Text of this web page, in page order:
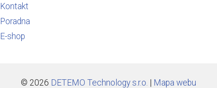
Kontakt
Poradna
E-shop
© 2026 DETEMO Technology s.r.o. | Mapa webu